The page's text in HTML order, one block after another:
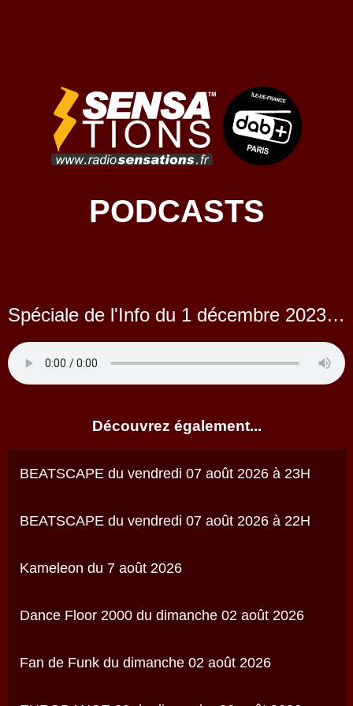
PODCASTS
Spéciale de l'Info du 1 décembre 2023 - Partie 1
Découvrez également...
BEATSCAPE du vendredi 07 août 2026 à 23H
BEATSCAPE du vendredi 07 août 2026 à 22H
Kameleon du 7 août 2026
Dance Floor 2000 du dimanche 02 août 2026
Fan de Funk du dimanche 02 août 2026